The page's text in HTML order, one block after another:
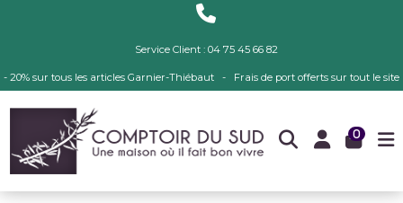
Service Client : 04 75 45 66 82
- 20% sur tous les articles Garnier-Thiébaut - Frais de port offerts sur tout le site
0